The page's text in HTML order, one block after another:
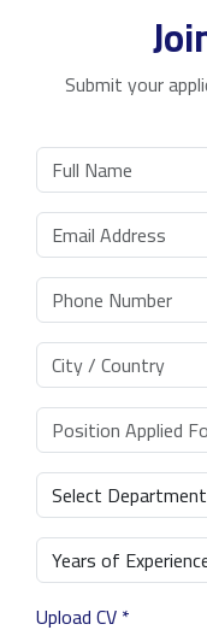
Submit your
Upload CV *